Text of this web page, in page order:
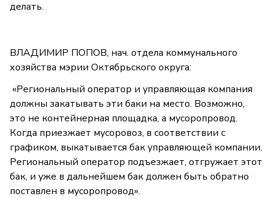
делать.
ВЛАДИМИР ПОПОВ, нач. отдела коммунального
хозяйства мэрии Октябрьского округа:
«Региональный оператор и управляющая компания
должны закатывать эти баки на место. Возможно,
это не контейнерная площадка, а мусоропровод.
Когда приезжает мусоровоз, в соответствии с
графиком, выкатывается бак управляющей компании.
Региональный оператор подъезжает, отгружает этот
бак, и уже в дальнейшем бак должен быть обратно
поставлен в мусоропровод».